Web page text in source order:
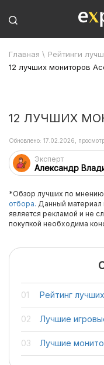
Главная \ Рейтинги
12 лучших мониторов
12 ЛУЧШИХ
Эксперт
Александр
Обновлено: 17.02.2026,
*Обзор лучших по
отбора. Данный материал
является рекламой и не
покупкой необходима
Рейтинг
Лучшие
Лучшие